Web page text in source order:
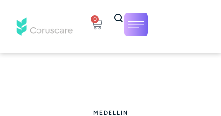
0
MEDELLIN